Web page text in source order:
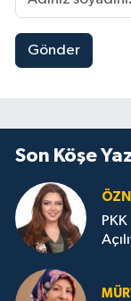
Gönder
Son Köşe